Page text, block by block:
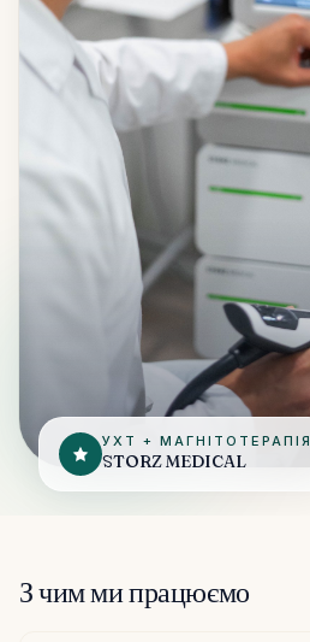
УХТ + МАГНІТОТЕРАПІЯ
STORZ MEDICAL
З чим ми працюємо